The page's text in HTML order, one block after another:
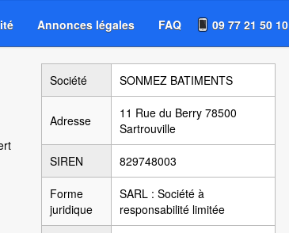
Annonces légales FAQ 09 77 21 50 10
Société SONMEZ BATIMENTS
Adresse
11 Rue du Berry 78500
Sartrouville
SIREN 829748003
Forme
juridique
SARL : Société à
responsabilité limitée